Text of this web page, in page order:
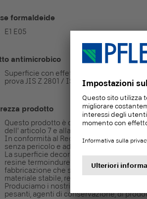
formaldeide
E1 E05
antimicrobico
Superficie con effetto antimicrobico entro
prova JIS Z 2801 / ISO 22196
prodotto
Questo prodotto è conforme al REACH
dell' articolo 7 e alla sua registrazione.
In conformità al Regolamento (UE) N.
senza pericolo e adatta per un contatto
La superficie decorativa e l'anima si
resine termoindurenti; queste resine si
fabbricazione che sotto l'effetto del
materiale stabile, resistente e
Produciamo i nostri pannelli senza
pesanti, agenti di conservazione, di